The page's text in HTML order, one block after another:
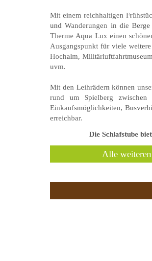
Mit einem reichhaltigen
und Wanderungen in die
Therme Aqua Lux einen
Ausgangspunkt für viele
Hochalm,
uvm.
Mit den Leihrädern können
rund um Spielberg zwischen
Einkaufsmöglichkeiten,
erreichbar.
Die Schlafstube
Alle